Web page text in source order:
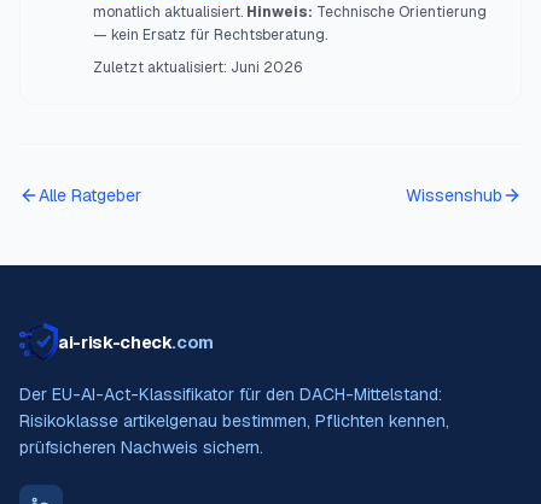
monatlich aktualisiert. Hinweis: Technische Orientierung
— kein Ersatz für Rechtsberatung.
Zuletzt aktualisiert: Juni 2026
Alle Ratgeber Wissenshub
ai-risk-check.com
Der EU-AI-Act-Klassifikator für den DACH-Mittelstand:
Risikoklasse artikelgenau bestimmen, Pflichten kennen,
prüfsicheren Nachweis sichern.